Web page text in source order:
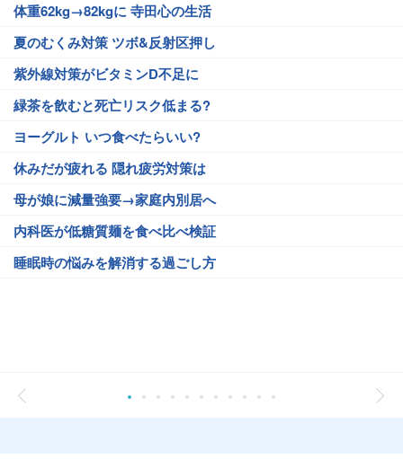
体重62kg→82kgに 寺田心の生活
夏のむくみ対策 ツボ&反射区押し
紫外線対策がビタミンD不足に
緑茶を飲むと死亡リスク低まる?
ヨーグルト いつ食べたらいい?
休みだが疲れる 隠れ疲労対策は
母が娘に減量強要→家庭内別居へ
内科医が低糖質麺を食べ比べ検証
睡眠時の悩みを解消する過ごし方